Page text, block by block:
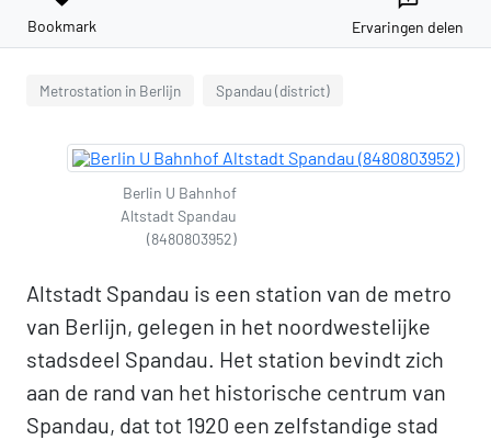
Bookmark Ervaringen delen
Metrostation in Berlijn Spandau (district)
Berlin U Bahnhof
Altstadt Spandau
(8480803952)
Altstadt Spandau is een station van de metro
van Berlijn, gelegen in het noordwestelijke
stadsdeel Spandau. Het station bevindt zich
aan de rand van het historische centrum van
Spandau, dat tot 1920 een zelfstandige stad